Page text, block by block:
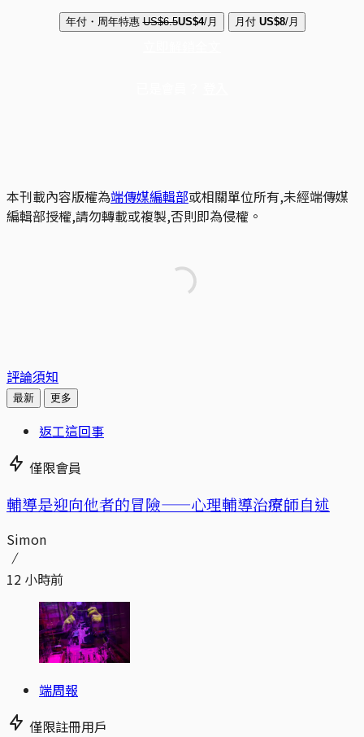
年付・周年特惠 US$6.5US$4/月 月付 US$8/月
本刊載內容版權為端傳媒編輯部或相關單位所有,未經端傳媒
編輯部授權,請勿轉載或複製,否則即為侵權。
評論須知
最新 更多
返工這回事
僅限會員
輔導是迎向他者的冒險——心理輔導治療師自述
Simon
12 小時前
端周報
僅限註冊用戶